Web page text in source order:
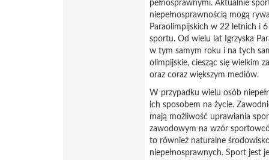
pełnosprawnymi. Aktualnie
niepełnosprawnością mogą
Paraolimpijskich w 22 letnich i
sportu. Od wielu lat Igrzyska
w tym samym roku i na tych
olimpijskie, ciesząc się wielkim
oraz coraz większym mediów.
W przypadku wielu osób
ich sposobem na życie.
mają możliwość uprawiania
zawodowym na wzór
to również naturalne
niepełnosprawnych. Sport jest